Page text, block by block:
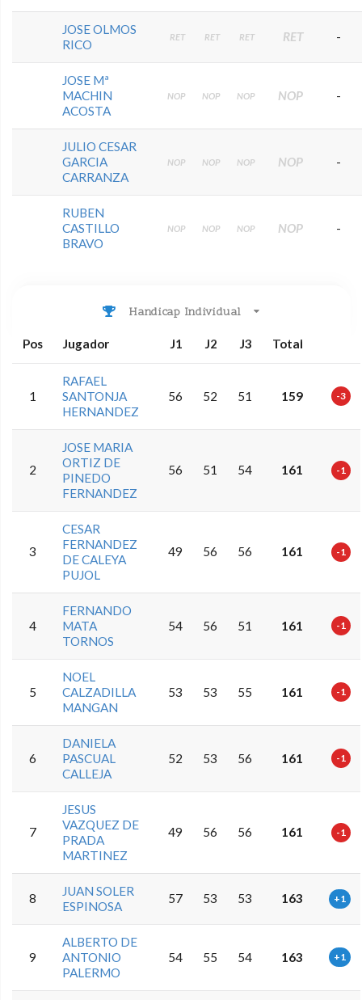
JOSE OLMOS
RICO
RET RET RET RET -
JOSE Mª
MACHIN
ACOSTA
NOP NOP NOP NOP -
JULIO CESAR
GARCIA
CARRANZA
NOP NOP NOP NOP -
RUBEN
CASTILLO
BRAVO
NOP NOP NOP NOP -
Handicap Individual
Pos Jugador J1 J2 J3 Total
1
RAFAEL
SANTONJA
HERNANDEZ
56 52 51 159 -3
2
JOSE MARIA
ORTIZ DE
PINEDO
FERNANDEZ
56 51 54 161 -1
3
CESAR
FERNANDEZ
DE CALEYA
PUJOL
49 56 56 161 -1
4
FERNANDO
MATA
TORNOS
54 56 51 161 -1
5
NOEL
CALZADILLA
MANGAN
53 53 55 161 -1
6
DANIELA
PASCUAL
CALLEJA
52 53 56 161 -1
7
JESUS
VAZQUEZ DE
PRADA
MARTINEZ
49 56 56 161 -1
8
JUAN SOLER
ESPINOSA
57 53 53 163 +1
9
ALBERTO DE
ANTONIO
PALERMO
54 55 54 163 +1